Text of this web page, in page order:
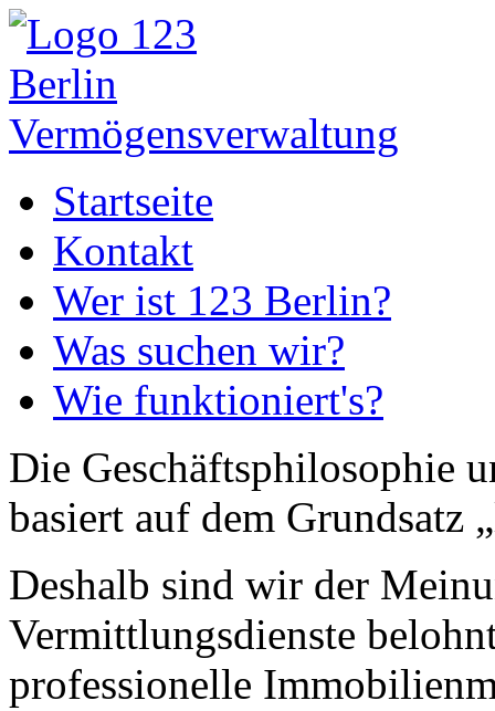
Startseite
Kontakt
Wer ist 123 Berlin?
Was suchen wir?
Wie funktioniert's?
Die Geschäftsphilosophie
basiert auf dem Grundsatz
Deshalb sind wir der
Vermittlungs­dienste
professionelle